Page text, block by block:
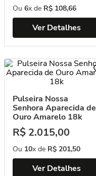
Ou 6x de R$ 108,66
Ver Detalhes
Pulseira Nossa
Senhora Aparecida de
Ouro Amarelo 18k
R$ 2.015,00
Ou 10x de R$ 201,50
Ver Detalhes